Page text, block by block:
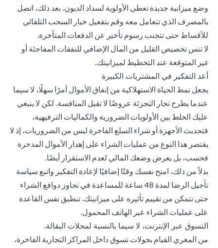
وضع ميزانية جديدة تعطي الأولوية لسداد الديون. بعد ذلك، اتصل
بالمصرف الذي تتعامل معه وقم بتفعيل خيار السحب التلقائي
للأقساط حتى تتجنب رسوم تأخير عن الدفعات المتأخرة.
لا تنس تخصيص القليل من المال الإضافي للنفقات المفاجئة أو
غير المتوقعة عند التخطيط لميزانيتك.
أعد التفكير في المشتريات الكبيرة
يجعل نمط الحياة الاستهلاكية من إنفاق الأموال أمرًا سهلًا، لا سيما
عندما يطرح تجار التجزئة عروضًا لا تقبل المنافسة. لكن لا ينبغي
عليك الخلط بين الأولويات الضرورية والكماليات الترفيهية،
فتحديث الأجهزة أو شراء السلع الفاخرة ليس من الضروريات، إذ لا
يقتصر هذا النوع من عمليات الشراء على إهدار الأموال المدخرة
فحسب، بل يعرض وضعك المالي لعدم الاستقرار أيضًا.
بدلاً من ذلك، امنح نفسك وقتًا إضافيًا لإعادة التفكير واتبع سياسة
تأجيل الرضا لمدة 48 ساعة للمساعدة في تجاوز دوافع الشراء
حتى تتمكن من تقييم تأثيره على ميزانيتك. تنطبق نفس القاعدة
على عمليات الشراء عبر الهاتف المحمول.
التسوق عبر الإنترنت، لا سيما بالنسبة لمحلات البقالة.
من المغري القيام بجولات تسوق داخل المراكز التجارية الفاخرة،